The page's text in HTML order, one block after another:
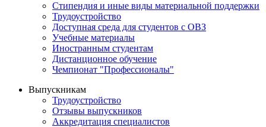
Стипендия и иные виды материальной поддержки
Трудоустройство
Доступная среда для студентов с ОВЗ
Учебные материалы
Иностранным студентам
Дистанционное обучение
Чемпионат "Профессионалы"
Выпускникам
Трудоустройство
Отзывы выпускников
Аккредитация специалистов